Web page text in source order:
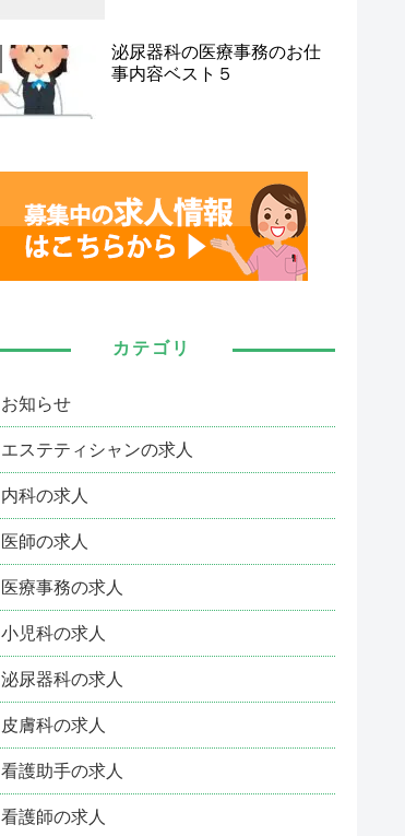
泌尿器科の医療事務のお仕
事内容ベスト５
カテゴリ
お知らせ
エステティシャンの求人
内科の求人
医師の求人
医療事務の求人
小児科の求人
泌尿器科の求人
皮膚科の求人
看護助手の求人
看護師の求人